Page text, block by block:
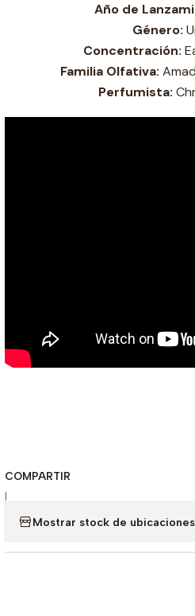
Año de
Género:
Concentración:
Familia Olfativa:
Perfumista:
COMPARTIR
|
Mostrar stock de ubicaciones